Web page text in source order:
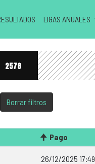
LIGAS ANUALES
2578
Borrar filtros
Pago
26/12/2025 17:49